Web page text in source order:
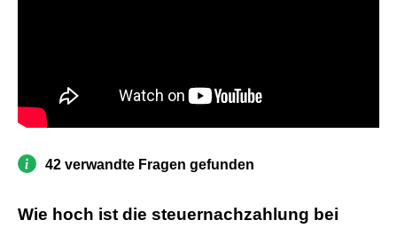
42 verwandte Fragen gefunden
Wie hoch ist die steuernachzahlung bei